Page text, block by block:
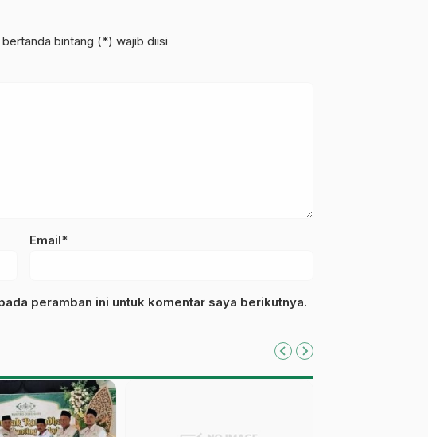
bintang (*) wajib diisi
Email*
peramban ini untuk komentar saya berikutnya.